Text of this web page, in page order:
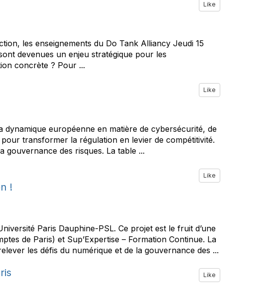
Like
les enseignements du Do Tank Alliancy Jeudi 15
devenues un enjeu stratégique pour les
concrète ? Pour ...
Like
dynamique européenne en matière de cybersécurité, de
transformer la régulation en levier de compétitivité.
gouvernance des risques. La table ...
!
Like
Paris Dauphine-PSL. Ce projet est le fruit d’une
de Paris) et Sup’Expertise – Formation Continue. La
les défis du numérique et de la gouvernance des ...
Like